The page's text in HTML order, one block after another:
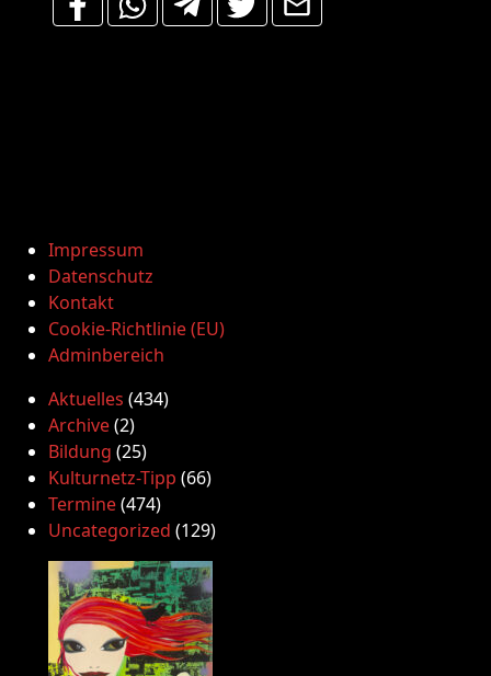
Impressum
Datenschutz
Kontakt
Cookie-Richtlinie (EU)
Adminbereich
Aktuelles (434)
Archive(2)
Bildung (25)
Kulturnetz-Tipp (66)
Termine(474)
Uncategorized (129)